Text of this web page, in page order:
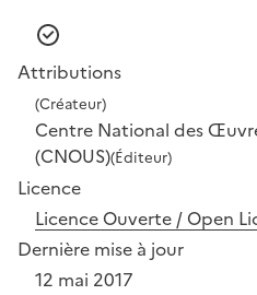
Attributions
(Créateur)
Centre National des
(CNOUS)(Éditeur)
Licence
Licence Ouverte / Open
Dernière mise à jour
12 mai 2017